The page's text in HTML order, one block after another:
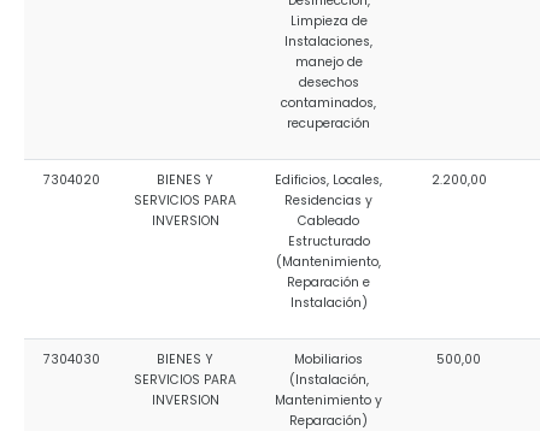
Limpieza de
Instalaciones,
manejo de
desechos
contaminados,
recuperación
7304020
BIENES Y
SERVICIOS PARA
INVERSION
Edificios, Locales,
Residencias y
Cableado
Estructurado
(Mantenimiento,
Reparación e
Instalación)
2.200,00
7304030
BIENES Y
SERVICIOS PARA
INVERSION
Mobiliarios
(Instalación,
Mantenimiento y
Reparación)
500,00